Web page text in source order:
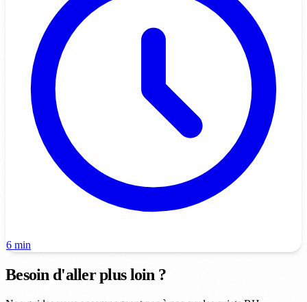
6 min
Besoin d'aller plus loin ?